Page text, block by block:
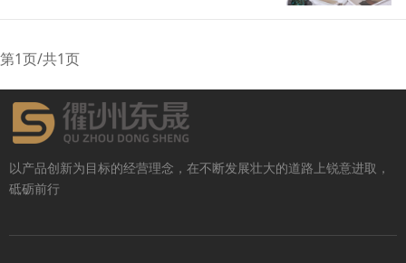
第1页/共1页
以产品创新为目标的经营理念，在不断发展壮大的道路上锐意进取，
砥砺前行